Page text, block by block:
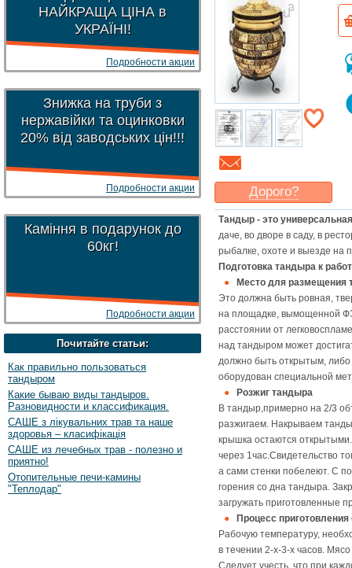
НАЙКРАЩА ЦІНА в
УКРАЇНІ!
Подробности акции
Знижка на труби з
нержавійки та оцинковки
20% від заводських цін!!!
Подробности акции
Каміння в подарунок до
60кг!
Подробности акции
Почитайте статьи:
Как правильно пользоваться
тандыром
Какие бываю виды тандыров.
Разновидности и классификация.
САШЕ з лікувальних трав та наше
здоровья – класифікація
САШЕ из лечебных трав - полезно и
приятно!
Отопительные печи-камины
"Теплодар"
Дорого?
Какая ценамогла бы
Вас
устроить?
Указать цену
Тандыр - это
даче, во дворе в саду, в
рыбалке, охоте и выезде на
Подготовка тандыра к
Место для размещения
Это должна быть ровная,
на площадке, вымощенной
расстоянии от
над тандыром может
должно быть открытым,
оборудован специальной
Розжиг тандыра
В тандыр,примерно на 2/3
разжигаем. Накрываем
крышка остаются
через 1час.Свидетельство
а сами стенки побелеют. С
горения со дна тандыра.
загружать приготовленные
Процесс
Рабочую температуру,
в течении 2-х-3-х часов.
Следует учесть, что при